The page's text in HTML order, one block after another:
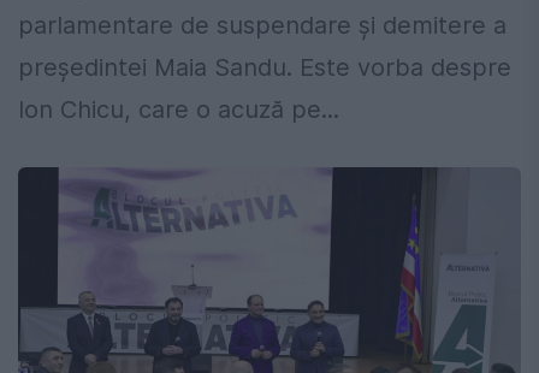
parlamentare de suspendare și demitere a
președintei Maia Sandu. Este vorba despre
Ion Chicu, care o acuză pe...